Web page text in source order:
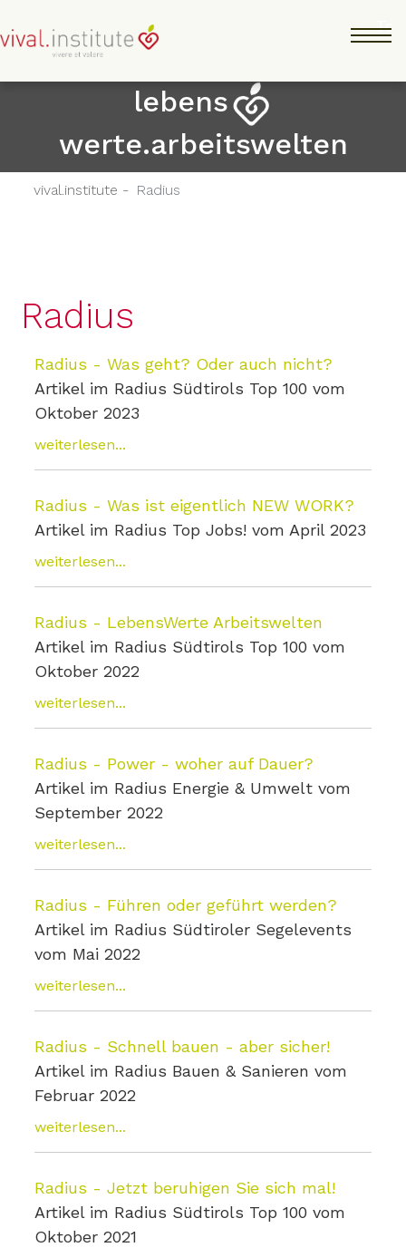
lebens
werte.arbeitswelten
vival.institute - Radius
Radius
Radius - Was geht? Oder auch nicht?
Artikel im Radius Südtirols Top 100 vom
Oktober 2023
weiterlesen...
Radius - Was ist eigentlich NEW WORK?
Artikel im Radius Top Jobs! vom April 2023
weiterlesen...
Radius - LebensWerte Arbeitswelten
Artikel im Radius Südtirols Top 100 vom
Oktober 2022
weiterlesen...
Radius - Power - woher auf Dauer?
Artikel im Radius Energie & Umwelt vom
September 2022
weiterlesen...
Radius - Führen oder geführt werden?
Artikel im Radius Südtiroler Segelevents
vom Mai 2022
weiterlesen...
Radius - Schnell bauen - aber sicher!
Artikel im Radius Bauen & Sanieren vom
Februar 2022
weiterlesen...
Radius - Jetzt beruhigen Sie sich mal!
Artikel im Radius Südtirols Top 100 vom
Oktober 2021